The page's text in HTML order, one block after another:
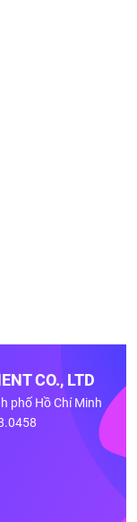
CO., LTD
phố Hồ Chí Minh